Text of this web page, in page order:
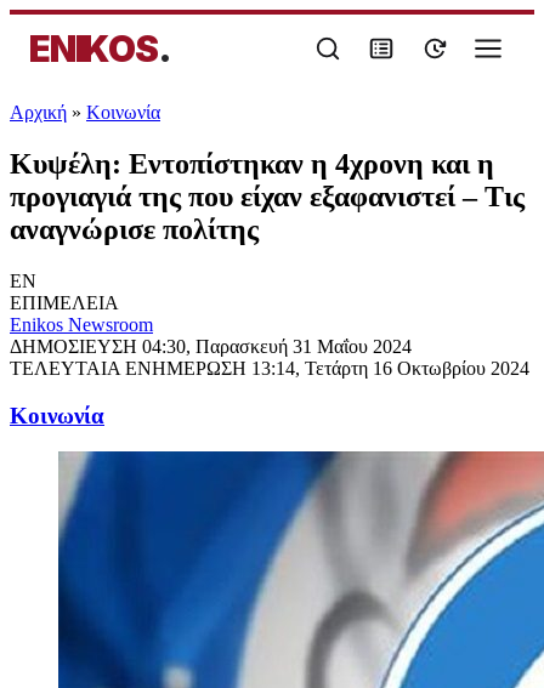
ENIKOS.
Αρχική » Κοινωνία
Κυψέλη: Εντοπίστηκαν η 4χρονη και η
προγιαγιά της που είχαν εξαφανιστεί – Τις
αναγνώρισε πολίτης
EN
ΕΠΙΜΕΛΕΙΑ
Enikos Newsroom
ΔΗΜΟΣΙΕΥΣΗ 04:30, Παρασκευή 31 Μαΐου 2024
ΤΕΛΕΥΤΑΙΑ ΕΝΗΜΕΡΩΣΗ 13:14, Τετάρτη 16 Οκτωβρίου 2024
Κοινωνία